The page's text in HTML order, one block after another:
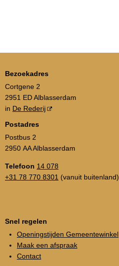
Bezoekadres
Cortgene 2
2951 ED Alblasserdam
in De Rederij
Postadres
Postbus 2
2950 AA Alblasserdam
Telefoon 14 078
+31 78 770 8301 (vanuit buitenland)
Snel regelen
Openingstijden Gemeentewinkel
Maak een afspraak
Contact